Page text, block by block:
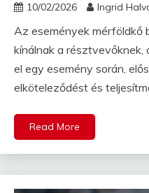
10/02/2026 Ingrid
Az események mérföldkő
kínálnak a résztvevőknek,
el egy esemény során,
elköteleződést és
Read More